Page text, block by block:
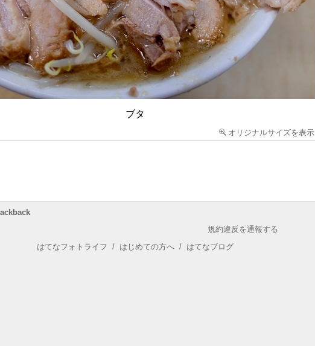
ブタ
オリジナルサイズを表示
規約違反を通報する
はてなフォトライフ / はじめての方へ / はてなブログ